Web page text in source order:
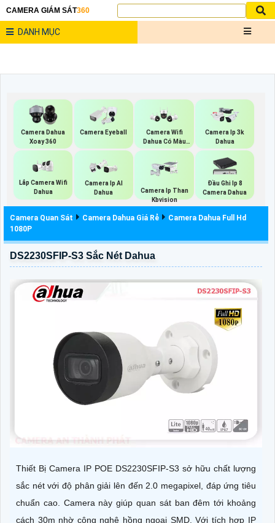
CAMERA GIÁM SÁT360
DANH MỤC
Camera Dahua
Xoay 360
Camera Eyeball
Camera Wifi
Dahua Có Màu
Ban Đêm
Camera Ip 3k
Dahua
Lắp Camera Wifi
Dahua
Camera Ip AI
Dahua
Camera Ip Than
Kbvision
Đầu Ghi Ip 8
Camera Dahua
Camera Quan Sát Camera Dahua Giá Rẻ
Camera Dahua Full Hd
1080P
DS2230SFIP-S3 Sắc Nét Dahua
Thiết Bị Camera IP POE DS2230SFIP-S3 sở hữu chất lượng
sắc nét với độ phân giải lên đến 2.0 megapixel, đáp ứng tiêu
chuẩn cao. Camera này giúp quan sát ban đêm tới khoảng
cách 30m nhờ công nghệ hồng ngoại SMD. Với tích hợp IP